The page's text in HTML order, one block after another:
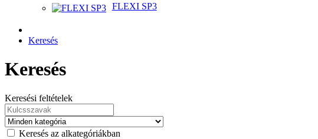
FLEXI SP3
Keresés
Keresés
Keresési feltételek
Keresés az alkategóriákban